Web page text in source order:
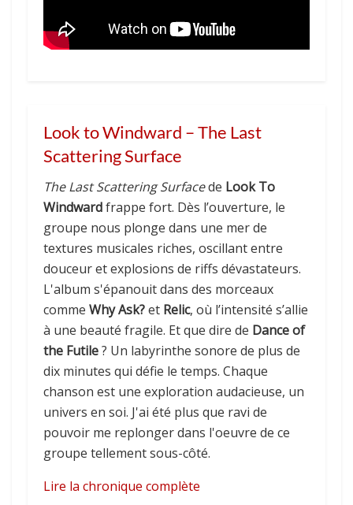
Look to Windward – The Last
Scattering Surface
The Last Scattering Surfacede Look To
Windwardfrappe fort. Dès l’ouverture, le
groupe nous plonge dans une mer de
textures musicales riches, oscillant entre
douceur et explosions de riffs dévastateurs.
L'album s'épanouit dans des morceaux
comme Why Ask?et Relic, où l’intensité s’allie
à une beauté fragile. Et que dire de Dance of
the Futile? Un labyrinthe sonore de plus de
dix minutes qui défie le temps. Chaque
chanson est une exploration audacieuse, un
univers en soi. J'ai été plus que ravi de
pouvoir me replonger dans l'oeuvre de ce
groupe tellement sous-côté.
Lire la chronique complète